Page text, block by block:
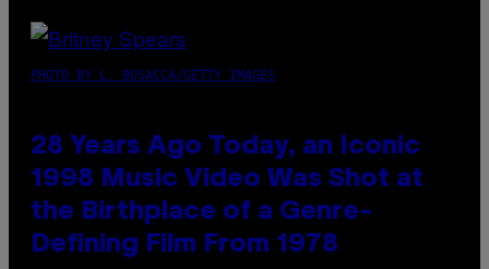
PHOTO BY L. BUSACCA/GETTY IMAGES
28 Years Ago Today, an Iconic
1998 Music Video Was Shot at
the Birthplace of a Genre-
Defining Film From 1978